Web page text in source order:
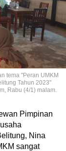
tema "Peran UMKM
Tahun 2023"
Rabu (4/1) malam.
Pimpinan
Nina
sangat